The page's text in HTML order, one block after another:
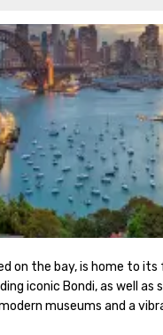
on the bay, is home to its
iconic Bondi, as well as
museums and a